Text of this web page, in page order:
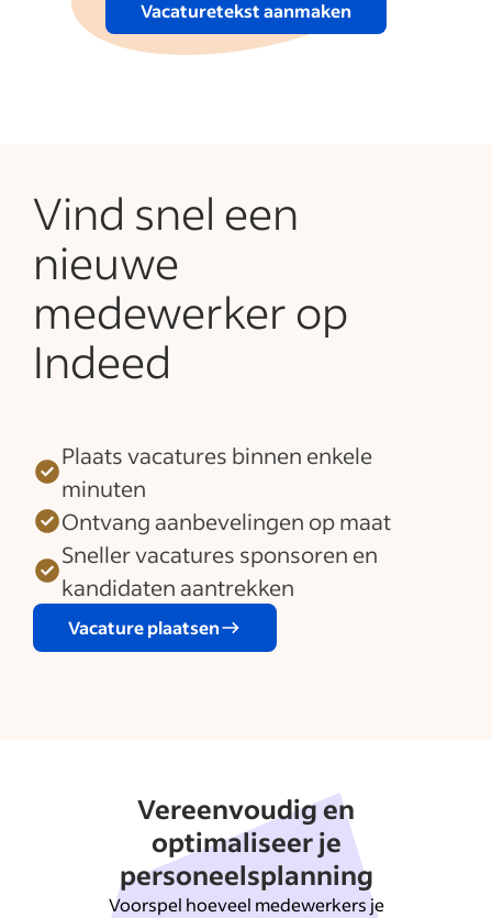
Vacaturetekst aanmaken
Vind snel een
nieuwe
medewerker op
Indeed
Plaats vacatures binnen enkele
minuten
Ontvang aanbevelingen op maat
Sneller vacatures sponsoren en
kandidaten aantrekken
Vacature plaatsen
Vereenvoudig en
optimaliseer je
personeelsplanning
Voorspel hoeveel medewerkers je